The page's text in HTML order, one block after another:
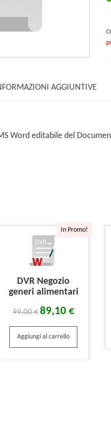
AGGIUNTIVE
Word editabile del
In Promo!
DVR Negozio
generi alimentari
99,00€89,10 €
Aggiungi al carrello